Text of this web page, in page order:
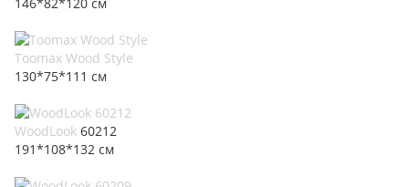
146*82*120 см
Toomax Wood Style
130*75*111 см
WoodLook 60212
191*108*132 см